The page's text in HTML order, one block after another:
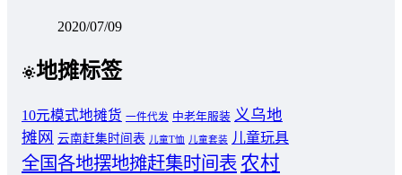
2020/07/09
地摊标签
10元模式地摊货 一件代发 中老年服装 义乌地
摊网 云南赶集时间表 儿童T恤 儿童套装 儿童玩具
全国各地摆地摊赶集时间表 农村